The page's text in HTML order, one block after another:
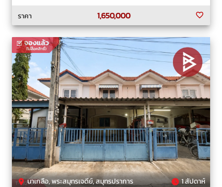
ราคา
1,650,000
นาเกลือ, พระสมุทรเจดีย์, สมุทรปราการ 1 สัปดาห์